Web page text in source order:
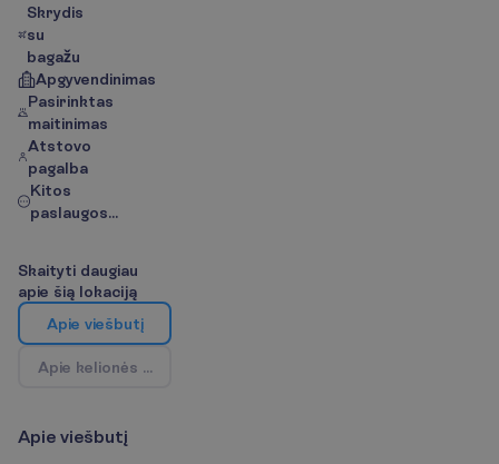
Skrydis
su
bagažu
Apgyvendinimas
Pasirinktas
maitinimas
Atstovo
pagalba
Kitos
paslaugos...
Skaityti daugiau
apie šią lokaciją
Apie viešbutį
Apie kelionės kr
Apie viešbutį